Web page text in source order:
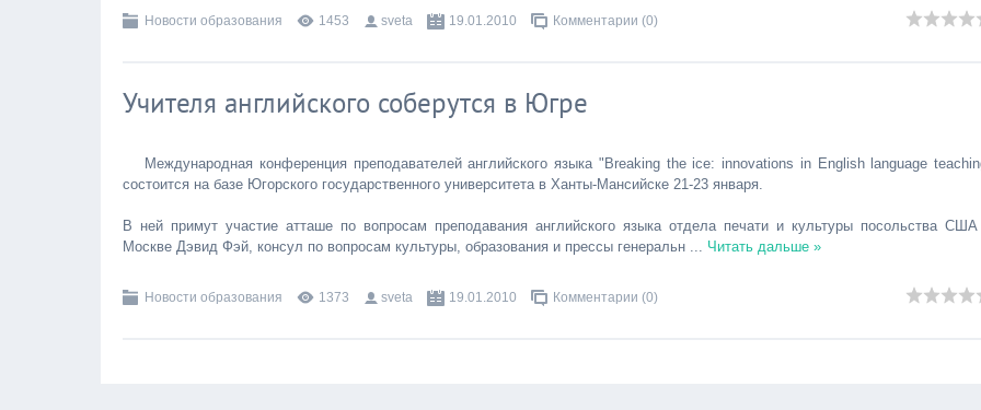
Новости образования 1453 sveta 19.01.2010 Комментарии (0)
Учителя английского соберутся в Югре
Международная конференция преподавателей английского языка "Breaking the ice: innovations in English language
состоится на базе Югорского государственного университета в Ханты-Мансийске 21-23 января.
В ней примут участие атташе по вопросам преподавания английского языка отдела печати и культуры посольства
Москве Дэвид Фэй, консул по вопросам культуры, образования и прессы генеральн ... Читать дальше »
Новости образования 1373 sveta 19.01.2010 Комментарии (0)